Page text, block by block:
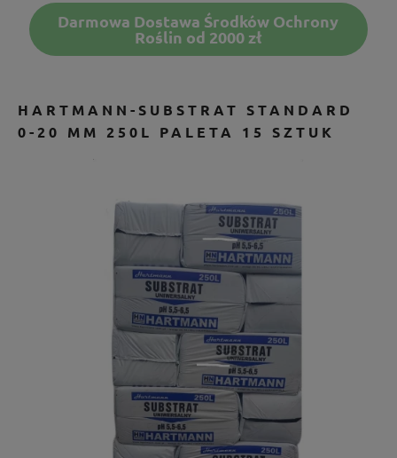
Darmowa Dostawa Środków Ochrony
Roślin od 2000 zł
HARTMANN-SUBSTRAT STANDARD
0-20 MM 250L PALETA 15 SZTUK